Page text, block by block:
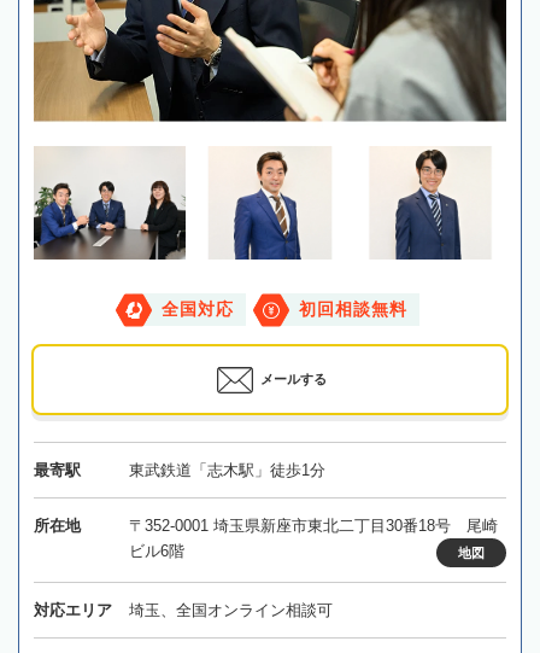
全国対応 初回相談無料
メールする
最寄駅 東武鉄道「志木駅」徒歩1分
所在地
〒352-0001 埼玉県新座市東北二丁目30番18号 尾崎
ビル6階
地図
対応エリア 埼玉、全国オンライン相談可